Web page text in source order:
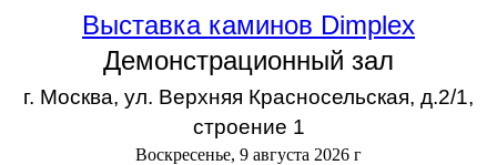
Выставка каминов Dimplex
Демонстрационный зал
г. Москва, ул. Верхняя Красносельская, д.2/1,
строение 1
Воскресенье, 9 августа 2026 г